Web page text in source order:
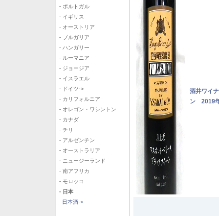
- ポルトガル
- イギリス
- オーストリア
- ブルガリア
- ハンガリー
- ルーマニア
- ジョージア
- イスラエル
- ドイツ->
- カリフォルニア
- オレゴン・ワシントン
- カナダ
- チリ
- アルゼンチン
- オーストラリア
- ニュージーランド
- 南アフリカ
- モロッコ
- 日本
日本酒->
酒井ワイ
ン 2019